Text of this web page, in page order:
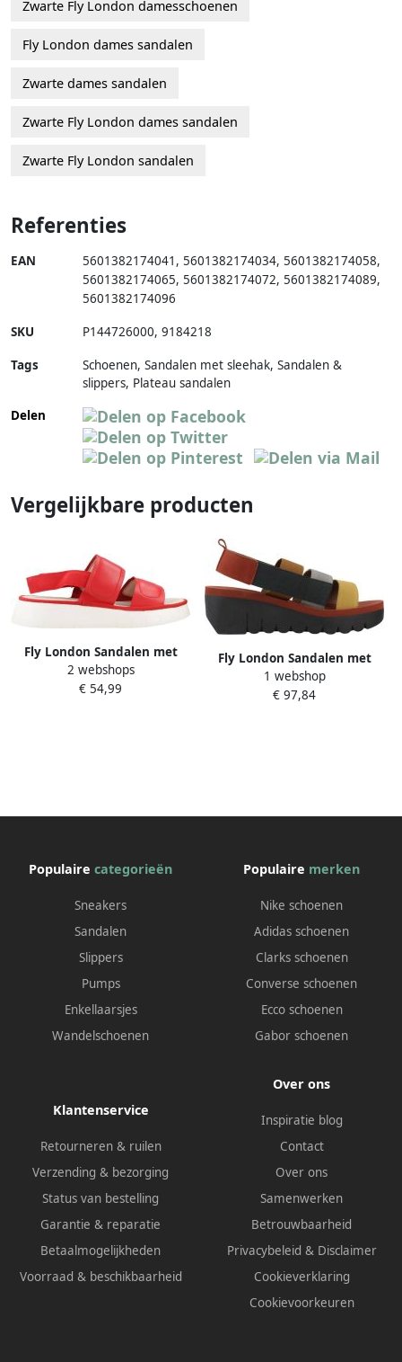
Zwarte Fly London damesschoenen
Fly London dames sandalen
Zwarte dames sandalen
Zwarte Fly London dames sandalen
Zwarte Fly London sandalen
Referenties
EAN 5601382174041 , 5601382174034, 5601382174058,
5601382174065, 5601382174072, 5601382174089,
5601382174096
SKU P144726000, 9184218
Tags
Schoenen, Sandalen met sleehak, Sandalen &
slippers, Plateau sandalen
Delen
Vergelijkbare producten
Fly London Sandalen met
sleehak Craw
2 webshops
€ 54,99
Fly London Sandalen met
sleehak YERE
1 webshop
€ 97,84
Populaire categorieën
Sneakers
Sandalen
Slippers
Pumps
Enkellaarsjes
Wandelschoenen
Populaire merken
Nike schoenen
Adidas schoenen
Clarks schoenen
Converse schoenen
Ecco schoenen
Gabor schoenen
Klantenservice
Retourneren & ruilen
Verzending & bezorging
Status van bestelling
Garantie & reparatie
Betaalmogelijkheden
Voorraad & beschikbaarheid
Over ons
Inspiratie blog
Contact
Over ons
Samenwerken
Betrouwbaarheid
Privacybeleid & Disclaimer
Cookieverklaring
Cookievoorkeuren